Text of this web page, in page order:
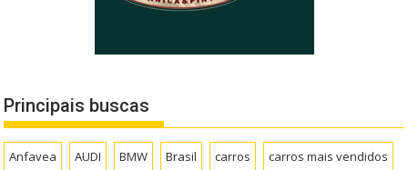
Principais buscas
Anfavea AUDI BMW Brasil carros carros mais vendidos